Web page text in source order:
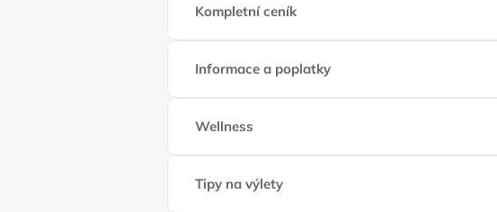
Kompletní ceník
Informace a poplatky
Wellness
Tipy na výlety